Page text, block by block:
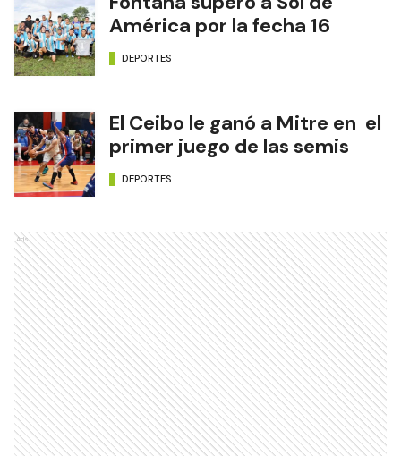
América por la fecha 16
DEPORTES
El Ceibo le ganó a Mitre en el
primer juego de las semis
DEPORTES
Ads